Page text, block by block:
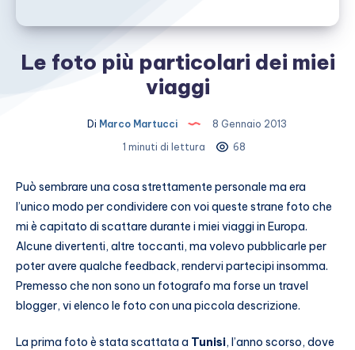
Le foto più particolari dei miei
viaggi
Di Marco Martucci
8 Gennaio 2013
1 minuti di lettura
68
Può sembrare una cosa strettamente personale ma era
l’unico modo per condividere con voi queste strane foto che
mi è capitato di scattare durante i miei viaggi in Europa.
Alcune divertenti, altre toccanti, ma volevo pubblicarle per
poter avere qualche feedback, rendervi partecipi insomma.
Premesso che non sono un fotografo ma forse un travel
blogger, vi elenco le foto con una piccola descrizione.
La prima foto è stata scattata a Tunisi, l’anno scorso, dove